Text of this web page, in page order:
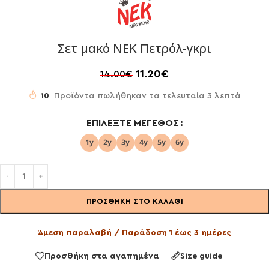
Σετ μακό NEK Πετρόλ-γκρι
14.00€ 11.20€
10 Προϊόντα πωλήθηκαν τα τελευταία 3 λεπτά
ΕΠΙΛΈΞΤΕ ΜΈΓΕΘΟΣ
ΠΡΟΣΘΉΚΗ ΣΤΟ ΚΑΛΆΘΙ
Άμεση παραλαβή / Παράδοση 1 έως 3 ημέρες
Προσθήκη στα αγαπημένα Size guide